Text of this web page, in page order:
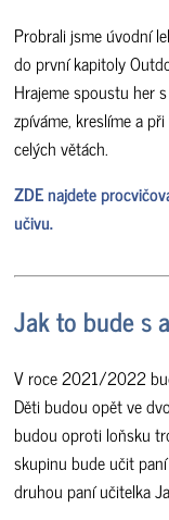
Probrali jsme úvodní
do první kapitoly
Hrajeme spoustu her
zpíváme, kreslíme a
celých větách.
ZDE najdete
učivu.
Jak to bude s
V roce 2021/2022
Děti budou opět ve
budou oproti loňsku
skupinu bude učit
druhou paní učitelka